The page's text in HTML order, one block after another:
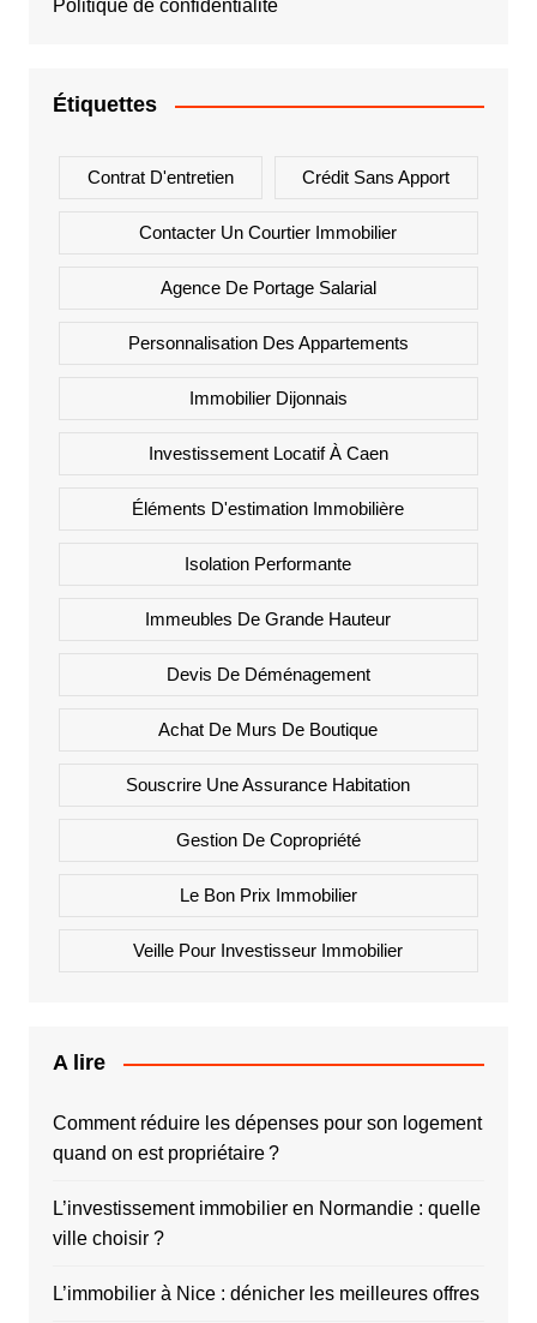
Politique de confidentialité
Étiquettes
Contrat D'entretien Crédit Sans Apport
Contacter Un Courtier Immobilier
Agence De Portage Salarial
Personnalisation Des Appartements
Immobilier Dijonnais
Investissement Locatif À Caen
Éléments D'estimation Immobilière
Isolation Performante
Immeubles De Grande Hauteur
Devis De Déménagement
Achat De Murs De Boutique
Souscrire Une Assurance Habitation
Gestion De Copropriété
Le Bon Prix Immobilier
Veille Pour Investisseur Immobilier
A lire
Comment réduire les dépenses pour son logement
quand on est propriétaire ?
L’investissement immobilier en Normandie : quelle
ville choisir ?
L’immobilier à Nice : dénicher les meilleures offres